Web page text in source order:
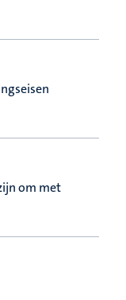
om met